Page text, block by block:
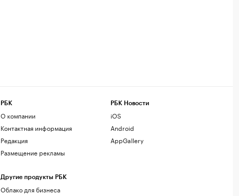
РБК
О компании
Контактная информация
Редакция
Размещение рекламы
Другие продукты РБК
Облако для бизнеса
РБК Новости
iOS
Android
AppGallery